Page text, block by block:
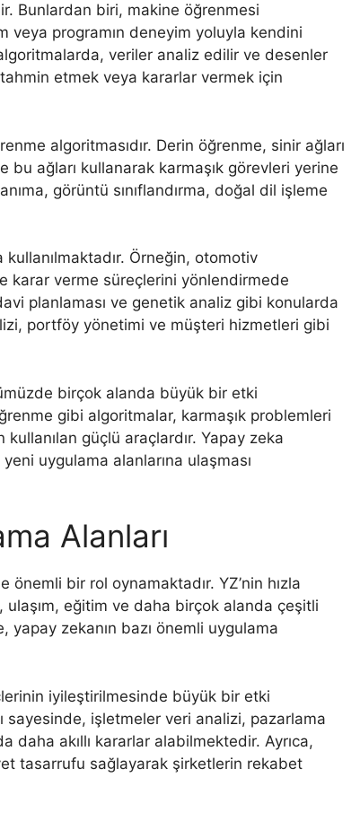
Bunlardan biri, makine öğrenmesi
veya programın deneyim yoluyla kendini
veriler analiz edilir ve desenler
etmek veya kararlar vermek için
algoritmasıdır. Derin öğrenme, sinir ağları
bu ağları kullanarak karmaşık görevleri yerine
görüntü sınıflandırma, doğal dil işleme
Örneğin, otomotiv
karar verme süreçlerini yönlendirmede
planlaması ve genetik analiz gibi konularda
portföy yönetimi ve müşteri hizmetleri gibi
birçok alanda büyük bir etki
gibi algoritmalar, karmaşık problemleri
güçlü araçlardır. Yapay zeka
uygulama alanlarına ulaşması
Alanları
bir rol oynamaktadır. YZ’nin hızla
ulaşım, eğitim ve daha birçok alanda çeşitli
yapay zekanın bazı önemli uygulama
iyileştirilmesinde büyük bir etki
sayesinde, işletmeler veri analizi, pazarlama
akıllı kararlar alabilmektedir. Ayrıca,
tasarrufu sağlayarak şirketlerin rekabet